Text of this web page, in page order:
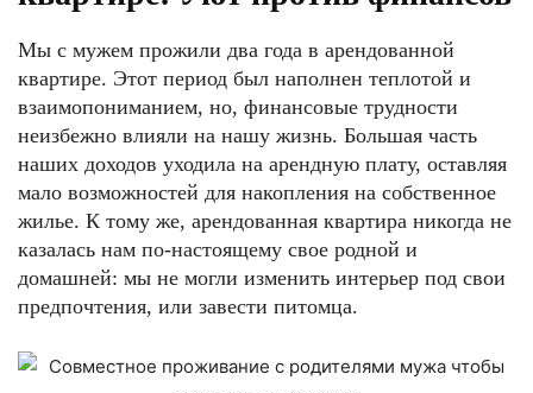
Мы с мужем прожили два года в арендованной
квартире. Этот период был наполнен теплотой и
взаимопониманием, но, финансовые трудности
неизбежно влияли на нашу жизнь. Большая часть
наших доходов уходила на арендную плату, оставляя
мало возможностей для накопления на собственное
жилье. К тому же, арендованная квартира никогда не
казалась нам по-настоящему свое родной и
домашней: мы не могли изменить интерьер под свои
предпочтения, или завести питомца.